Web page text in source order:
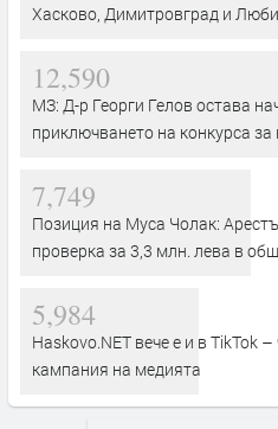
Хасково, Димитровград и
12,590
МЗ: Д-р Георги Гелов остава
приключването на конкурса
7,749
Позиция на Муса Чолак:
проверка за 3,3 млн. лева в
5,984
Haskovo.NET вече е и в TikTok
кампания на медията